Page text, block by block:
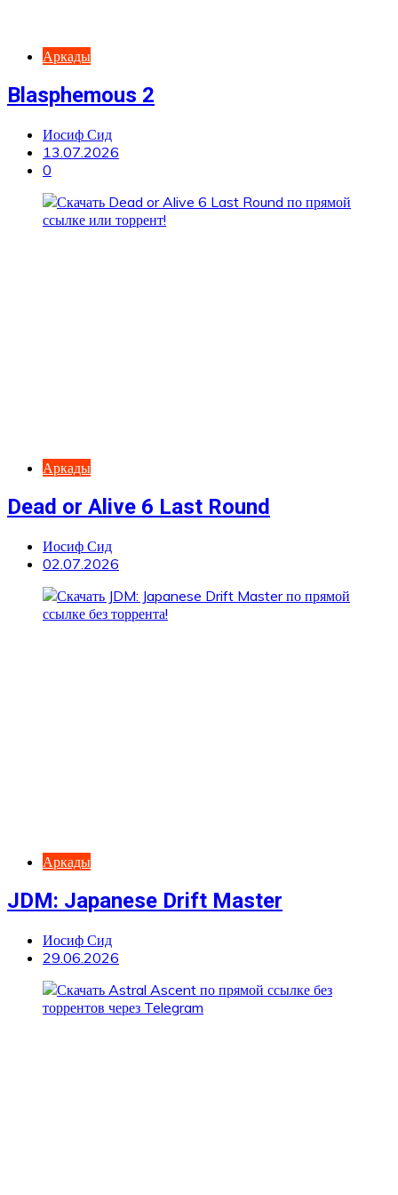
Аркады
Blasphemous 2
Иосиф Сид
13.07.2026
0
Аркады
Dead or Alive 6 Last Round
Иосиф Сид
02.07.2026
Аркады
JDM: Japanese Drift Master
Иосиф Сид
29.06.2026